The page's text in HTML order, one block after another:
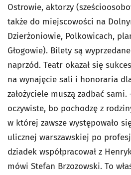
Ostrowie, aktorzy
także do miejscowości na
Dzierżoniowie, Polkowicach,
Głogowie). Bilety są
naprzód. Teatr okazał się
na wynajęcie sali i honoraria
założyciele muszą zadbać
oczywiste, bo pochodzę z
w której zawsze występowało
ulicznej warszawskiej po
dziadek współpracował z
mówi Stefan Brzozowski. To